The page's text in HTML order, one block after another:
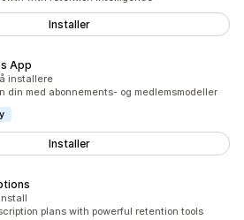
Installer
App
installere
din med abonnements- og medlemsmodeller
Installer
plans with powerful retention tools